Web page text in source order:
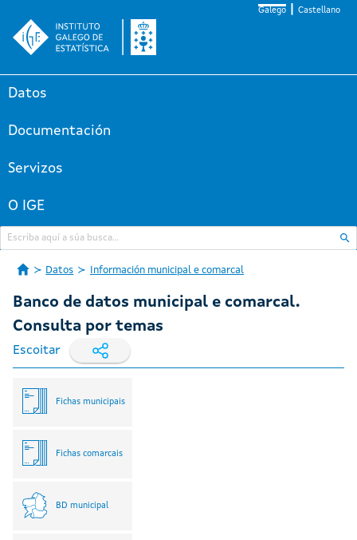
Galego Castellano
Datos
Documentación
Servizos
O IGE
Datos Información municipal e comarcal
Banco de datos municipal e comarcal.
Consulta por temas
Escoitar
Fichas municipais
Fichas comarcais
BD municipal